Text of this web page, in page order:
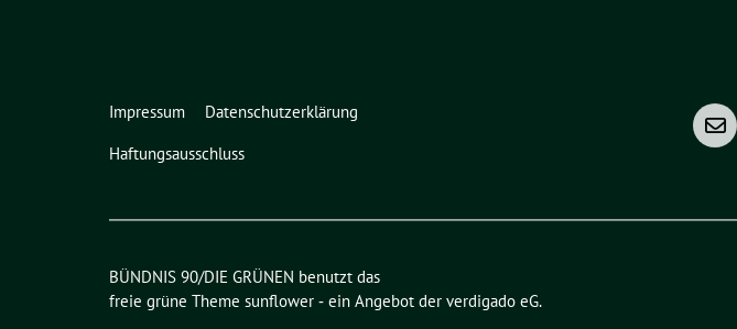
Impressum
Datenschutzerklärung
Haftungsausschluss
BÜNDNIS 90/DIE GRÜNEN benutzt das
freie grüne Theme sunflower ‐ ein Angebot der verdigado eG.